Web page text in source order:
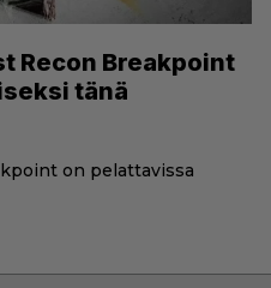
Recon Breakpoint
tänä
on pelattavissa